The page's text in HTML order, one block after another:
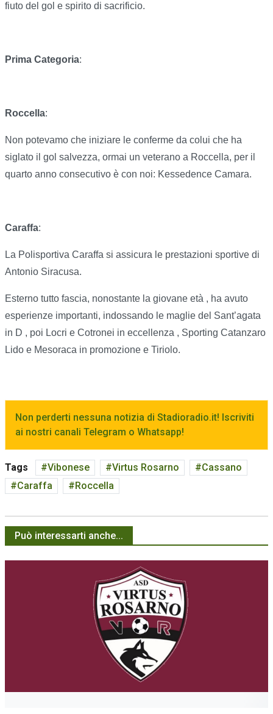
fiuto del gol e spirito di sacrificio.
Prima Categoria:
Roccella:
Non potevamo che iniziare le conferme da colui che ha
siglato il gol salvezza, ormai un veterano a Roccella, per il
quarto anno consecutivo è con noi: Kessedence Camara.
Caraffa:
La Polisportiva Caraffa si assicura le prestazioni sportive di
Antonio Siracusa.
Esterno tutto fascia, nonostante la giovane età , ha avuto
esperienze importanti, indossando le maglie del Sant’agata
in D , poi Locri e Cotronei in eccellenza , Sporting Catanzaro
Lido e Mesoraca in promozione e Tiriolo.
Non perderti nessuna notizia di Stadioradio.it! Iscriviti
ai nostri canali Telegram o Whatsapp!
Tags Vibonese Virtus Rosarno
Cassano
Caraffa
Roccella
Può interessarti anche...